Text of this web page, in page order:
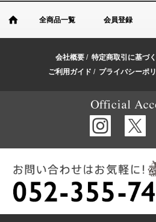
全商品一覧 会員登録
会社概要 / 特定商取引に基づ
ご利用ガイド / プライバシーポ